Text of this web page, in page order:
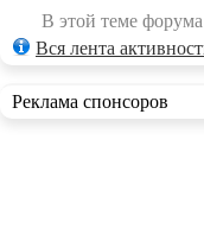
В этой теме
Вся лента
Реклама спонсоров